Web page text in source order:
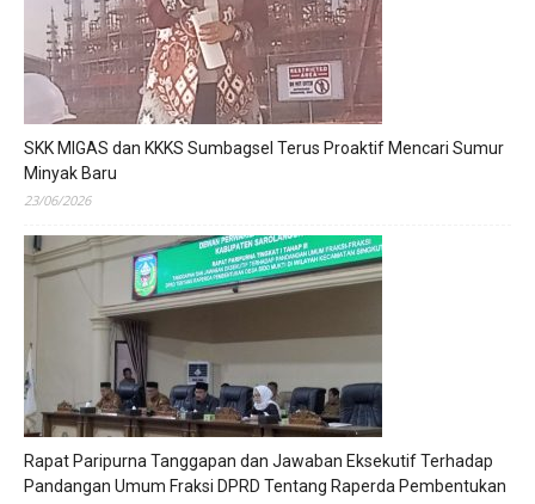
SKK MIGAS dan KKKS Sumbagsel Terus Proaktif Mencari Sumur
Minyak Baru
23/06/2026
Rapat Paripurna Tanggapan dan Jawaban Eksekutif Terhadap
Pandangan Umum Fraksi DPRD Tentang Raperda Pembentukan